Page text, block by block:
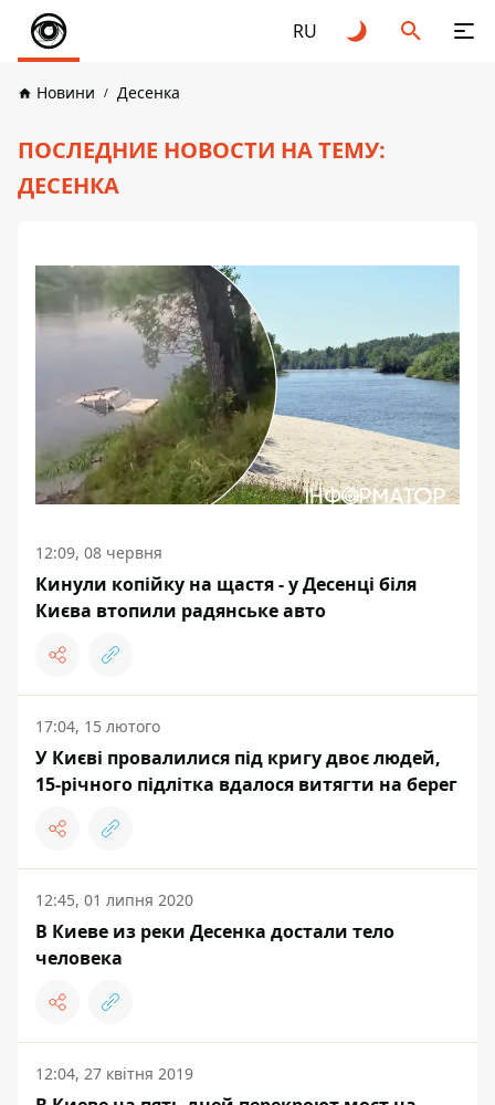
RU
Новини Десенка
ПОСЛЕДНИЕ НОВОСТИ НА ТЕМУ:
ДЕСЕНКА
12:09, 08 червня
Кинули копійку на щастя - у Десенці біля
Києва втопили радянське авто
17:04, 15 лютого
У Києві провалилися під кригу двоє людей,
15-річного підлітка вдалося витягти на берег
12:45, 01 липня 2020
В Киеве из реки Десенка достали тело
человека
12:04, 27 квітня 2019